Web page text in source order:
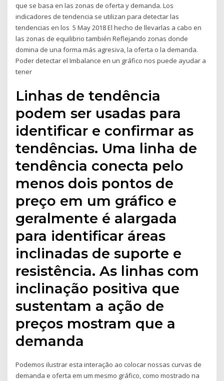
que se basa en las zonas de oferta y demanda. Los
indicadores de tendencia se utilizan para detectar las
tendencias en los 5 May 2018 El hecho de llevarlas a cabo en
las zonas de equilibrio también Reflejando zonas donde
domina de una forma más agresiva, la oferta o la demanda.
Poder detectar el Imbalance en un gráfico nos puede ayudar a
tener
Linhas de tendência
podem ser usadas para
identificar e confirmar as
tendências. Uma linha de
tendência conecta pelo
menos dois pontos de
preço em um gráfico e
geralmente é alargada
para identificar áreas
inclinadas de suporte e
resistência. As linhas com
inclinação positiva que
sustentam a ação de
preços mostram que a
demanda
Podemos ilustrar esta interação ao colocar nossas curvas de
demanda e oferta em um mesmo gráfico, como mostrado na